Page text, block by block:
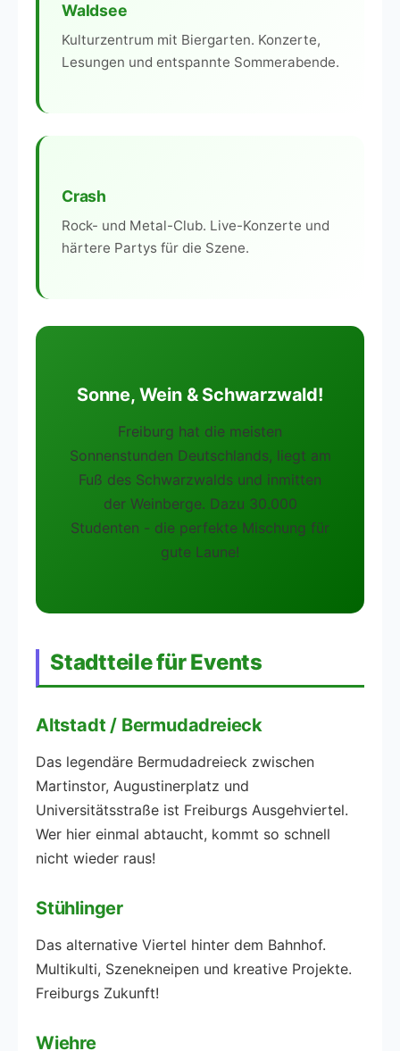
Waldsee
Kulturzentrum mit Biergarten. Konzerte,
Lesungen und entspannte Sommerabende.
Crash
Rock- und Metal-Club. Live-Konzerte und
härtere Partys für die Szene.
Sonne, Wein & Schwarzwald!
Freiburg hat die meisten
Sonnenstunden Deutschlands, liegt am
Fuß des Schwarzwalds und inmitten
der Weinberge. Dazu 30.000
Studenten - die perfekte Mischung für
gute Laune!
Stadtteile für Events
Altstadt / Bermudadreieck
Das legendäre Bermudadreieck zwischen
Martinstor, Augustinerplatz und
Universitätsstraße ist Freiburgs Ausgehviertel.
Wer hier einmal abtaucht, kommt so schnell
nicht wieder raus!
Stühlinger
Das alternative Viertel hinter dem Bahnhof.
Multikulti, Szenekneipen und kreative Projekte.
Freiburgs Zukunft!
Wiehre